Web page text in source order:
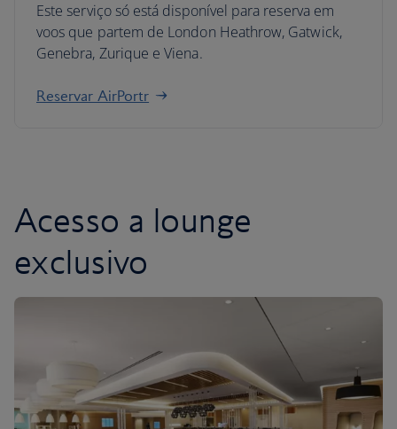
Este serviço só está disponível para reserva em
voos que partem de London Heathrow, Gatwick,
Genebra, Zurique e Viena.
Reservar AirPortr
Acesso a lounge
exclusivo